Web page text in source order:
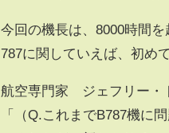
今回の機長は、8000時間
787に関していえば、初め
航空専門家 ジェフリー・
「（Q.これまでB787機に